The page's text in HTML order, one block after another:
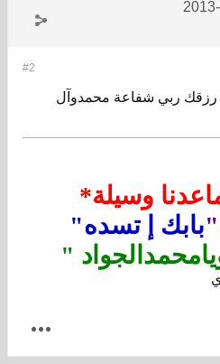
#2
رزقك ربي شفاعة محمدوآل
وسيلة*
بابك إ تسده"
"